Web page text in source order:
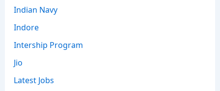
Indian Navy
Indore
Intership Program
Jio
Latest Jobs